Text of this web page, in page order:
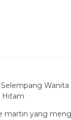
Hitam
martin yang